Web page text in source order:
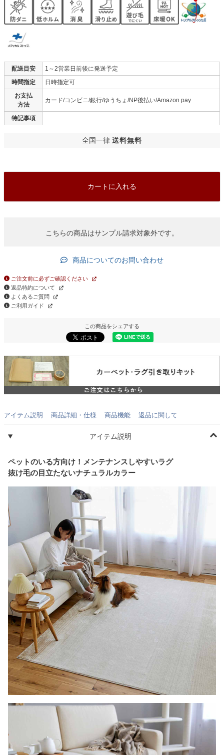
カートに入れる
配送目安
1～2営業日前後に発送予定
時間指定
日時指定可
お支払
方法
カード/コンビニ/銀行/ゆうちょ/NP後払い/Amazon pay
特記事項
全国一律 送料無料
こちらの商品はサンプル請求対象外です。
商品についてのお問い合わせ
ご注文前に必ずご確認ください
返品特約について
よくあるご質問
ご利用ガイド
この商品をシェアする
アイテム説明 商品詳細・仕様 商品機能 返品に関して
アイテム説明
ペットのいる方向け！メンテナンスしやすいラグ
抜け毛の目立たないナチュラルカラー